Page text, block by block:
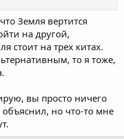
Земля вертится
на другой,
стоит на трех китах.
то я тоже,
вы просто ничего
но что-то мне